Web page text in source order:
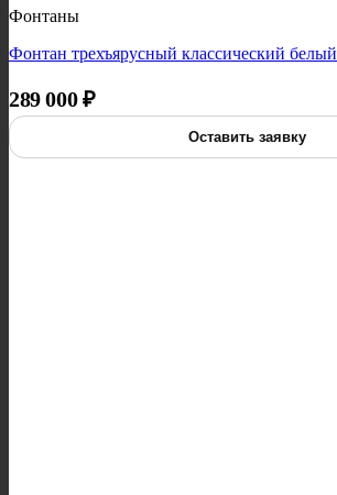
Фонтаны
Фонтан трехъярусный классический белый
289 000₽
Оставить заявку